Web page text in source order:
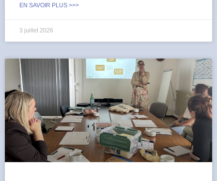
EN SAVOIR PLUS >>>
3 juillet 2026